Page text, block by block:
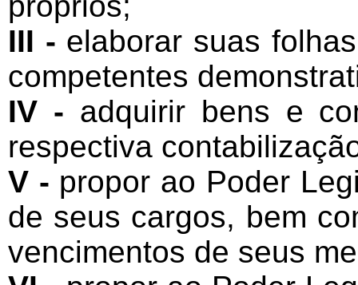
III - elaborar suas
competentes
IV - adquirir bens e
respectiva
V - propor ao Poder
de seus cargos, bem
vencimentos de seus